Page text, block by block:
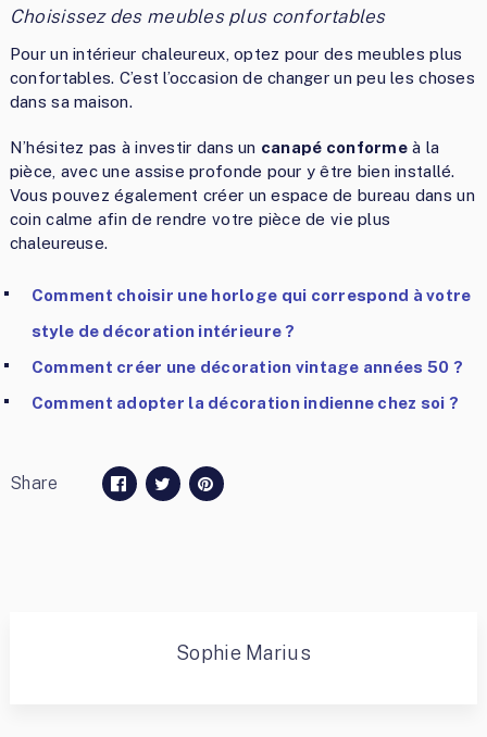
Choisissez des meubles plus confortables
Pour un intérieur chaleureux, optez pour des meubles plus
confortables. C’est l’occasion de changer un peu les choses
dans sa maison.
N’hésitez pas à investir dans un canapé conformeà la
pièce, avec une assise profonde pour y être bien installé.
Vous pouvez également créer un espace de bureau dans un
coin calme afin de rendre votre pièce de vie plus
chaleureuse.
Comment choisir une horloge qui correspond à votre
style de décoration intérieure ?
Comment créer une décoration vintage années 50 ?
Comment adopter la décoration indienne chez soi ?
Share
Sophie Marius